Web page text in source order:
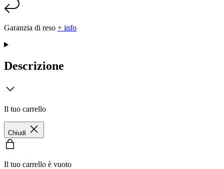
Garanzia di reso + info
Descrizione
Il tuo carrello
Chiudi
Il tuo carrello è vuoto